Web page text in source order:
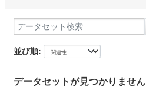
並び順
データセットが見つかりません